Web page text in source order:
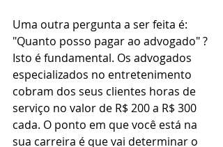
Uma outra pergunta a ser feita é:
"Quanto posso pagar ao advogado" ?
Isto é fundamental. Os advogados
especializados no entretenimento
cobram dos seus clientes horas de
serviço no valor de R$ 200 a R$ 300
cada. O ponto em que você está na
sua carreira é que vai determinar o